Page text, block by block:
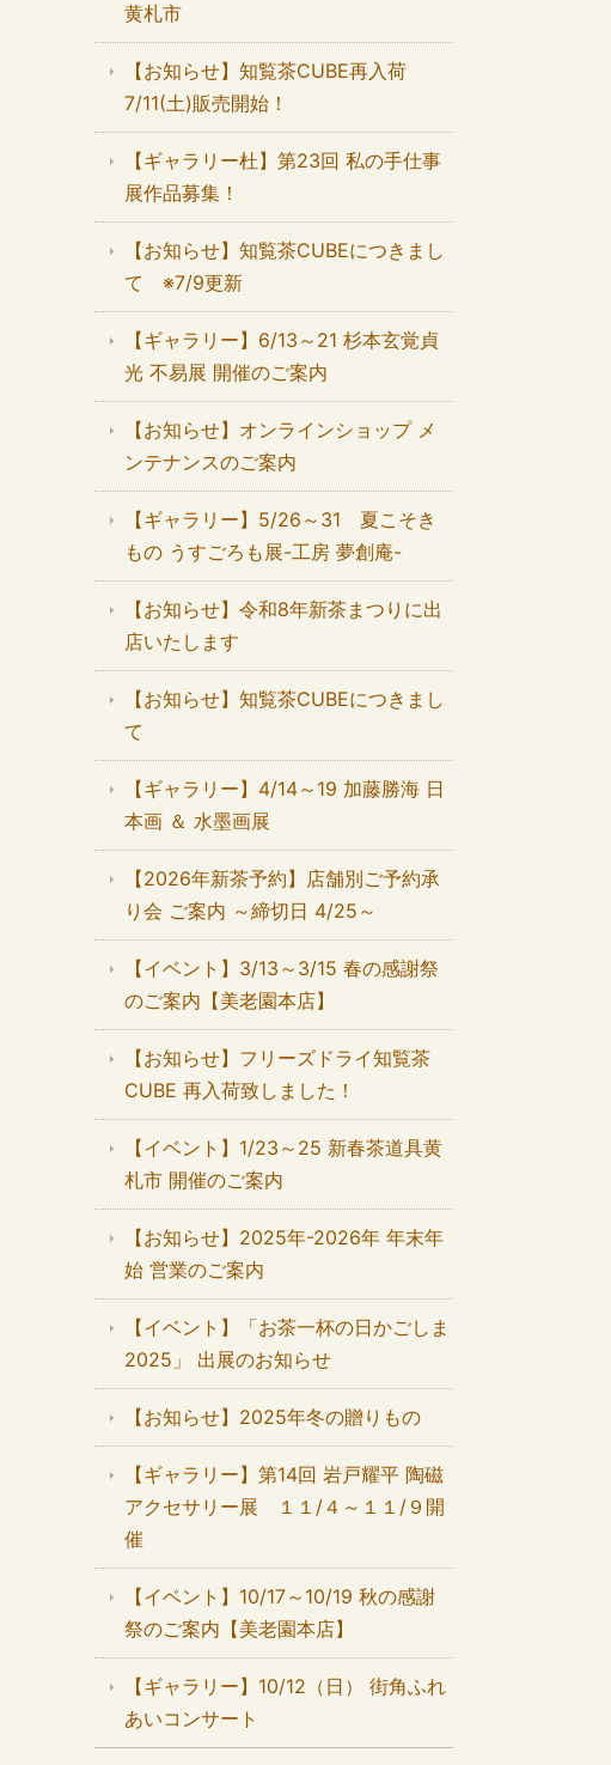
黄札市
【お知らせ】知覧茶CUBE再入荷
7/11(土)販売開始！
【ギャラリー杜】第23回 私の手仕事
展作品募集！
【お知らせ】知覧茶CUBEにつきまし
て ※7/9更新
【ギャラリー】6/13～21 杉本玄覚貞
光 不易展 開催のご案内
【お知らせ】オンラインショップ メ
ンテナンスのご案内
【ギャラリー】5/26～31 夏こそき
もの うすごろも展-工房 夢創庵-
【お知らせ】令和8年新茶まつりに出
店いたします
【お知らせ】知覧茶CUBEにつきまし
て
【ギャラリー】4/14～19 加藤勝海 日
本画 ＆ 水墨画展
【2026年新茶予約】店舗別ご予約承
り会 ご案内 ～締切日 4/25～
【イベント】3/13～3/15 春の感謝祭
のご案内【美老園本店】
【お知らせ】フリーズドライ知覧茶
CUBE 再入荷致しました！
【イベント】1/23～25 新春茶道具黄
札市 開催のご案内
【お知らせ】2025年-2026年 年末年
始 営業のご案内
【イベント】「お茶一杯の日かごしま
2025」 出展のお知らせ
【お知らせ】2025年冬の贈りもの
【ギャラリー】第14回 岩戸耀平 陶磁
アクセサリー展 １１/４～１１/９開
催
【イベント】10/17～10/19 秋の感謝
祭のご案内【美老園本店】
【ギャラリー】10/12（日） 街角ふれ
あいコンサート